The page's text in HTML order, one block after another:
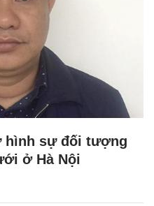
hình sự đối tượng
ở Hà Nội